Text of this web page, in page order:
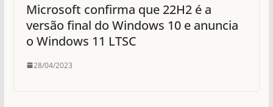
Microsoft confirma que 22H2 é a
versão final do Windows 10 e anuncia
o Windows 11 LTSC
28/04/2023